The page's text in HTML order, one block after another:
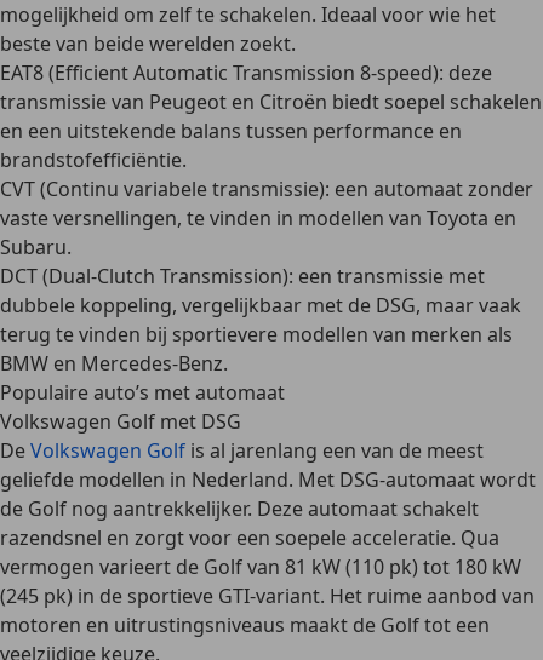
mogelijkheid om zelf te schakelen. Ideaal voor wie het
beste van beide werelden zoekt.
EAT8 (Efficient Automatic Transmission 8-speed): deze
transmissie van Peugeot en Citroën biedt soepel schakelen
en een uitstekende balans tussen performance en
brandstofefficiëntie.
CVT (Continu variabele transmissie): een automaat zonder
vaste versnellingen, te vinden in modellen van Toyota en
Subaru.
DCT (Dual-Clutch Transmission): een transmissie met
dubbele koppeling, vergelijkbaar met de DSG, maar vaak
terug te vinden bij sportievere modellen van merken als
BMW en Mercedes-Benz.
Populaire auto’s met automaat
Volkswagen Golf met DSG
DeVolkswagen Golf is al jarenlang een van de meest
geliefde modellen in Nederland. Met DSG-automaat wordt
de Golf nog aantrekkelijker. Deze automaat schakelt
razendsnel en zorgt voor een soepele acceleratie. Qua
vermogen varieert de Golf van 81 kW (110 pk) tot 180 kW
(245 pk) in de sportieve GTI-variant. Het ruime aanbod van
motoren en uitrustingsniveaus maakt de Golf tot een
veelzijdige keuze.